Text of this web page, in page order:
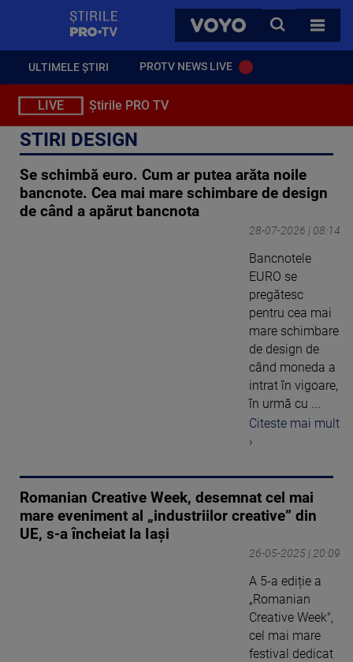
VOYO
CAUTA
TOATE
ULTIMELE ȘTIRI PROTV NEWS LIVE
LIVE Știrile PRO TV
STIRI DESIGN
Se schimbă euro. Cum ar putea arăta noile
bancnote. Cea mai mare schimbare de design
de când a apărut bancnota
28-07-2026 | 08:14
Bancnotele
EURO se
pregătesc
pentru cea mai
mare schimbare
de design de
când moneda a
intrat în vigoare,
în urmă cu ...
Citeste mai mult
›
Romanian Creative Week, desemnat cel mai
mare eveniment al „industriilor creative” din
UE, s-a încheiat la Iași
26-05-2025 | 20:09
A 5-a ediție a
„Romanian
Creative Week",
cel mai mare
festival dedicat